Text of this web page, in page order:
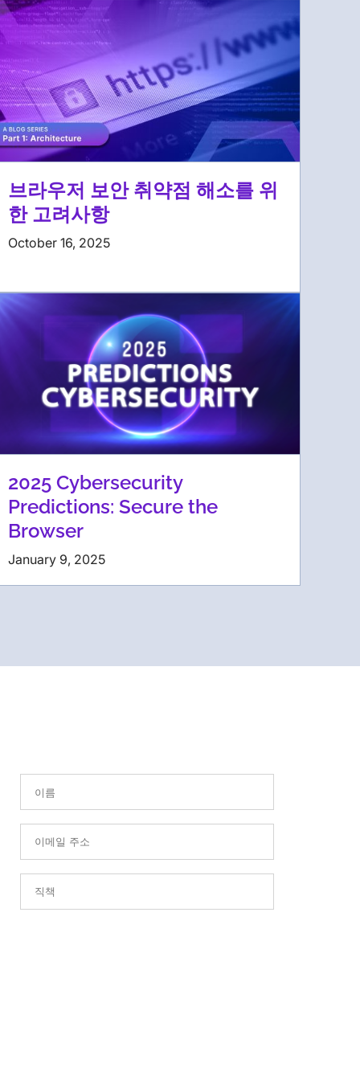
브라우저 보안 취약점 해소를 위
한 고려사항
October 16, 2025
2025 Cybersecurity
Predictions: Secure the
Browser
January 9, 2025